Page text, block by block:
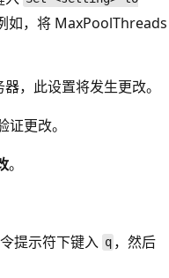
如，将 MaxPoolThreads
，此设置将发生更改。
证更改。
。
提示符下键入 q ，然后